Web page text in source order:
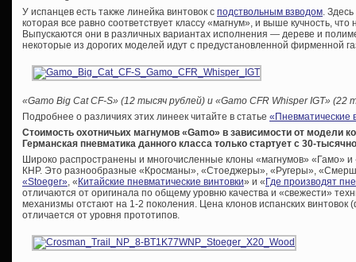
У испанцев есть также линейка винтовок с подствольным взводом.
которая все равно соответствует классу «магнум», и выше кучность,
Выпускаются они в различных вариантах исполнения — дереве и
некоторые из дорогих моделей идут с предустановленной фирменной
«Gamo Big Cat CF-S» (12 тысяч рублей) и «Gamo CFR Whisper IGT» (22
Подробнее о различиях этих линеек читайте в статье «Пневматические
Стоимость охотничьих магнумов «Gamo» в зависимости от модели
Германская пневматика данного класса только стартует с 30-
Широко распространены и многочисленные клоны «магнумов» «Гамо»
КНР. Это разнообразные «Кросманы», «Стоеджеры», «Ругеры»,
«Stoeger», « Китайские пневматические винтовки» и « Где производят
отличаются от оригинала по общему уровню качества и «свежести»
механизмы отстают на 1-2 поколения. Цена клонов испанских винтовок
отличается от уровня прототипов.